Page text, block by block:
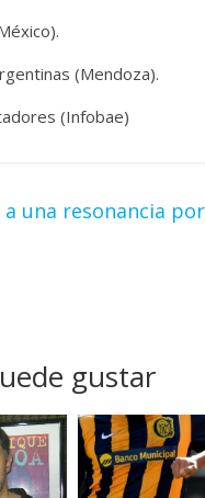
(Mendoza).
(Infobae)
una resonancia
gustar